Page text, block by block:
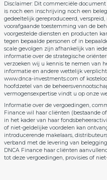
Disclaimer: Dit commerciële
is noch een inschrijving noch een
gedeeltelijk gereproduceerd,
voorafgaande toestemming van de
voorgestelde diensten en producten
tegen bepaalde personen of in
scale gevolgen zijn afhankelijk van
informatie over de strategische
verzoeken wij u kennis te nemen van
informatie en andere wettelijk
www.dnca-investments.com of
hoofdzetel van de
vermogensexpertise vindt u op onze
Informatie over de vergoedingen,
Finance wil haar cliënten (bestaande
in het kader van haar
of niet-geldelijke voordelen kan
introducerende makelaars,
verband met de levering van
DNCA Finance haar cliënten
tot deze vergoedingen, provisies of